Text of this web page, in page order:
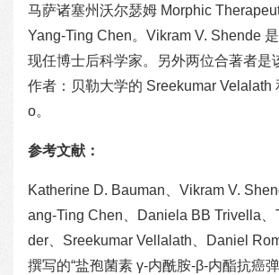
马萨诸塞州沃尔瑟姆 Morphic
Yang-Ting Chen。Vikram V. Shende
现任博士后科学家。另外两位合著者是
作者：贝勒大学的 Sreekumar Velalath
o。
参考文献：
Katherine D. Bauman、Vikram V.
ang-Ting Chen、Daniela BB Trivella、
der、Sreekumar Vellalath、Daniel
撰写的“盐孢菌素 γ-内酰胺-β-内酯抗癌